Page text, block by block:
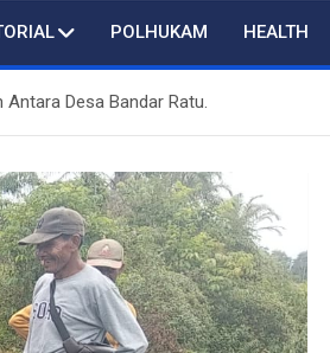
POLHUKAM HEALTH
Desa Bandar Ratu.